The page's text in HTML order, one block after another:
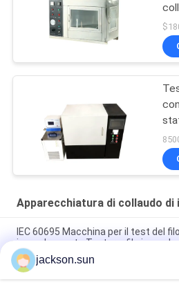
dei
Apparecchiatura di collaudo di
IEC 60695 Macchina per il test del
incandescente Tester a filo
Tester per filo incandescente per
test di infiammabilità di apparecchi
jackson.sun